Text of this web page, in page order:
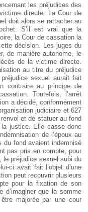
les préjudices des
directe. La Cour de
doit alors se rattacher au
S’il est vrai que la
la Cour de cassation la
décision. Les juges du
de manière autonome, le
de la victime directe.
au titre du préjudice
sexuel aurait fait
contraire au principe de
Toutefois, l’arrêt
a décidé, conformément
judiciaire et 627
et de statuer au fond
la justice. Elle casse donc
de l’époux au
du fond avaient indemnisé
pas pris en compte, pour
le préjudice sexuel subi du
ci avait fait l’objet d’une
peut recouvrir plusieurs
pour la fixation de son
d’imaginer que la somme
majorée par une cour